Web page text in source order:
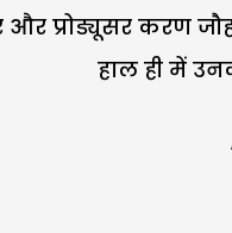
प्रोड्यूसर करण
हाल ही में